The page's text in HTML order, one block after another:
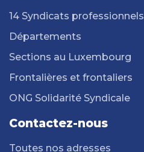
14 Syndicats professionnels
Départements
Sections au Luxembourg
Frontalières et frontaliers
ONG Solidarité Syndicale
Contactez-nous
Toutes nos adresses